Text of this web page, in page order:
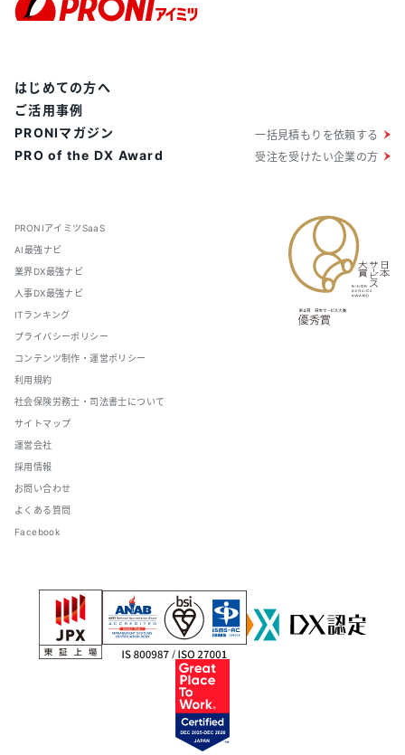
PRONIアイミツSaaS
AI最強ナビ
業界DX最強ナビ
人事DX最強ナビ
ITランキング
プライバシーポリシー
コンテンツ制作・運営ポリシー
利用規約
社会保険労務士・司法書士について
サイトマップ
運営会社
採用情報
お問い合わせ
よくある質問
Facebook
はじめての方へ
ご活用事例
PRONIマガジン
PRO of the DX Award
一括見積もりを依頼する
受注を受けたい企業の方